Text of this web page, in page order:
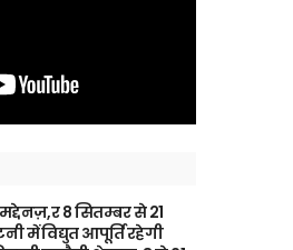
8 सितम्बर से 21
में विद्युत आपूर्ति रहेगी